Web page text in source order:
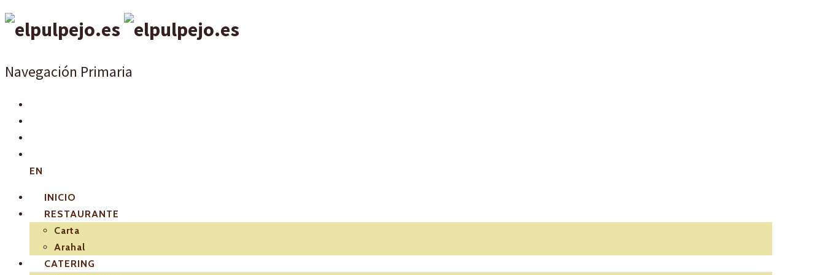
Navegación Primaria
EN
INICIO
RESTAURANTE
Carta
Arahal
CATERING